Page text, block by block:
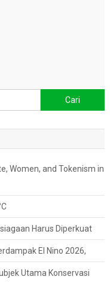
untuk:
Women, and Tokenism in
Harus Diperkuat
El Nino 2026,
Utama Konservasi